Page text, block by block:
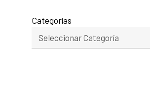
Categorías